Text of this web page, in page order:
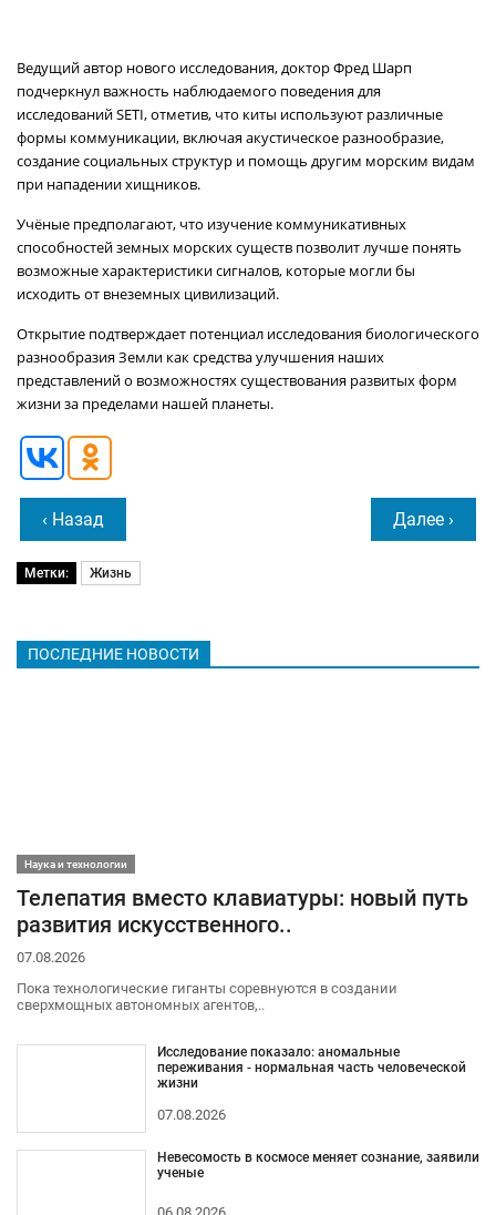
Ведущий автор нового исследования, доктор Фред Шарп
подчеркнул важность наблюдаемого поведения для
исследований SETI, отметив, что киты используют различные
формы коммуникации, включая акустическое разнообразие,
создание социальных структур и помощь другим морским видам
при нападении хищников.
Учёные предполагают, что изучение коммуникативных
способностей земных морских существ позволит лучше понять
возможные характеристики сигналов, которые могли бы
исходить от внеземных цивилизаций.
Открытие подтверждает потенциал исследования биологического
разнообразия Земли как средства улучшения наших
представлений о возможностях существования развитых форм
жизни за пределами нашей планеты.
‹ Назад Далее ›
Метки: Жизнь
ПОСЛЕДНИЕ НОВОСТИ
Наука и технологии
Телепатия вместо клавиатуры: новый путь
развития искусственного..
07.08.2026
Пока технологические гиганты соревнуются в создании
сверхмощных автономных агентов,..
Исследование показало: аномальные
переживания - нормальная часть человеческой
жизни
07.08.2026
Невесомость в космосе меняет сознание, заявили
ученые